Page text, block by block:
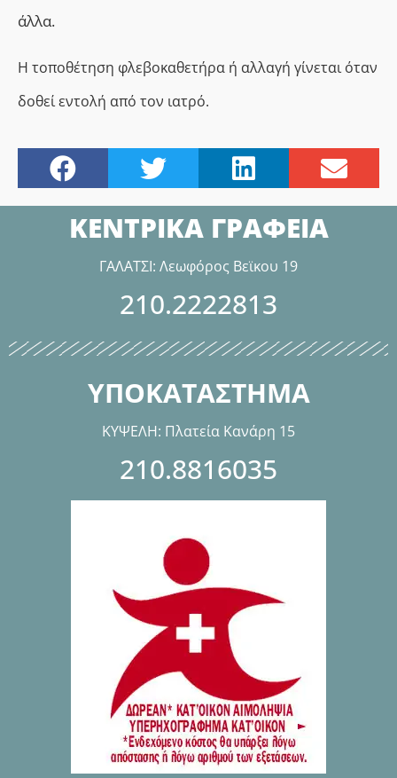
άλλα.
Η τοποθέτηση φλεβοκαθετήρα ή αλλαγή γίνεται όταν
δοθεί εντολή από τον ιατρό.
ΚΕΝΤΡΙΚΑ ΓΡΑΦΕΙΑ
ΓΑΛΑΤΣΙ: Λεωφόρος Βεϊκου 19
210.2222813
ΥΠΟΚΑΤΑΣΤΗΜΑ
ΚΥΨΕΛΗ: Πλατεία Κανάρη 15
210.8816035